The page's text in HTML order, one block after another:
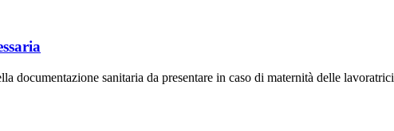
documentazione sanitaria da presentare in caso di maternità delle lavoratrici